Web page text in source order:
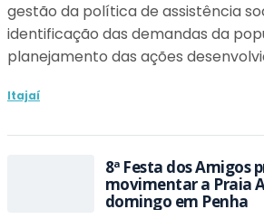
gestão da política de assistência
identificação das demandas da
planejamento das ações
Itajaí
8ª Festa dos Amigos
movimentar a Praia
domingo em Penha